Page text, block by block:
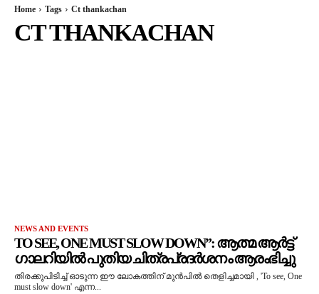
Home Tags Ct thankachan
CT THANKACHAN
NEWS AND EVENTS
TO SEE, ONE MUST SLOW DOWN”: ആത്മ ആർട്ട്
ഗാലറിയിൽ പുതിയ ചിത്രപ്രദർശനം ആരംഭിച്ചു
തിരക്കുപിടിച്ച് ഓടുന്ന ഈ ലോകത്തിന് മുൻപിൽ തെളിച്ചമായി , 'To see, One
must slow down' എന്ന...